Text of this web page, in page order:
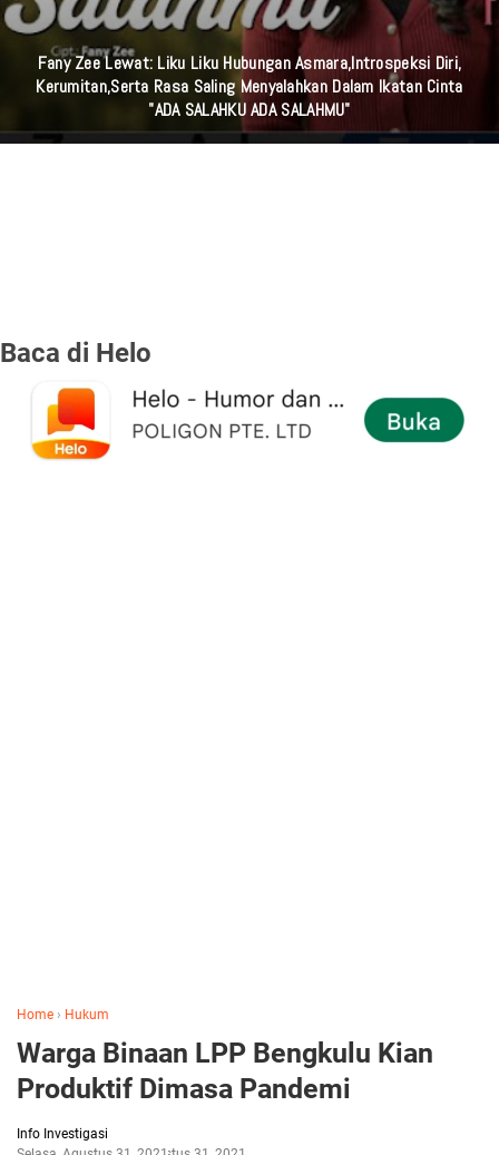
Tanda Orang Istiqomah Menjaga Shalat Qobliyah Shubuh Dan
Shalat Shubuh Secara Berjamaah
Baca di Helo
Home › Hukum
Warga Binaan LPP Bengkulu Kian
Produktif Dimasa Pandemi
Info Investigasi